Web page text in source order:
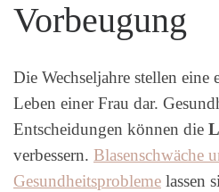
Vorbeugung
Die Wechseljahre stellen eine
Leben einer Frau dar.
Entscheidungen können die
verbessern. Blasenschwäche
Gesundheitsprobleme lassen